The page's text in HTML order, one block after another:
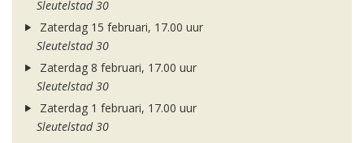
Sleutelstad 30
Zaterdag 15 februari, 17.00 uur
Sleutelstad 30
Zaterdag 8 februari, 17.00 uur
Sleutelstad 30
Zaterdag 1 februari, 17.00 uur
Sleutelstad 30